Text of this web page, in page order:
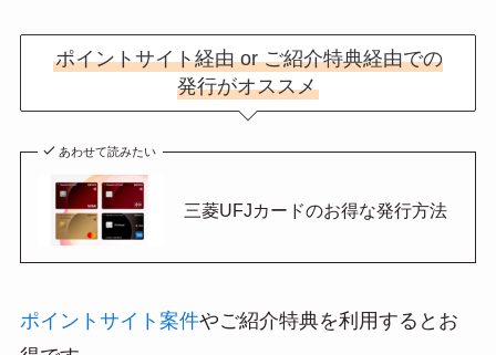
ポイントサイト経由 or ご紹介特典経由での
発行がオススメ
あわせて読みたい
三菱UFJカードのお得な発行方法
ポイントサイト案件やご紹介特典を利用するとお